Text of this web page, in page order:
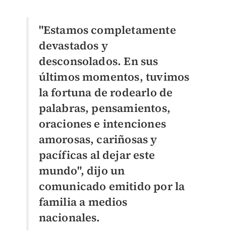
"Estamos completamente
devastados y
desconsolados. En sus
últimos momentos, tuvimos
la fortuna de rodearlo de
palabras, pensamientos,
oraciones e intenciones
amorosas, cariñosas y
pacíficas al dejar este
mundo", dijo un
comunicado emitido por la
familia a medios
nacionales.